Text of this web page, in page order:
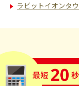
ラビットイオンタ